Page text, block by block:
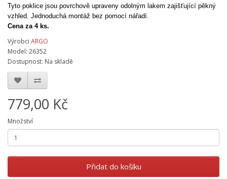
Tyto poklice jsou povrchově upraveny odolným lakem zajišťující pěkný
vzhled. Jednoduchá montáž bez pomocí nářadí.
Cena za 4 ks.
Výrobci ARGO
Model: 26352
Dostupnost: Na skladě
779,00 Kč
Množství
Přidat do košíku